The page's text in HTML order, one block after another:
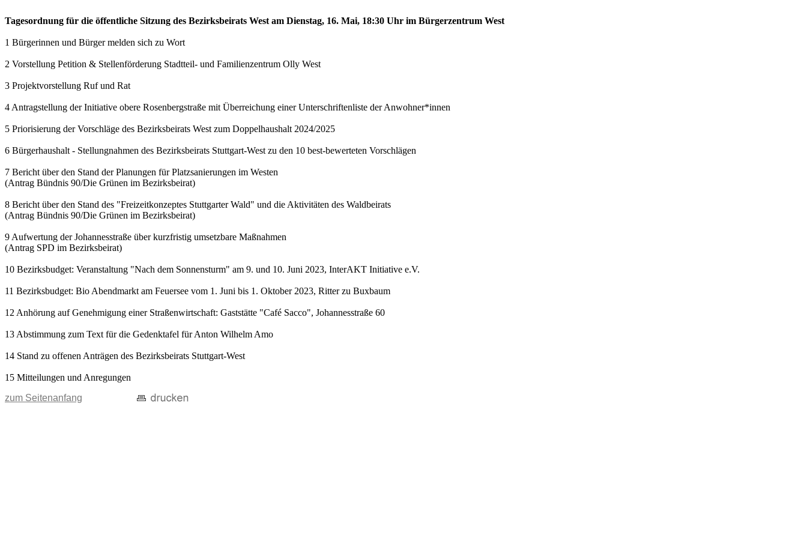
Tagesordnung für die öffentliche Sitzung des Bezirksbeirats West am Dienstag, 16. Mai, 18:30 Uhr im Bürgerzentrum West
1 Bürgerinnen und Bürger melden sich zu Wort
2 Vorstellung Petition & Stellenförderung Stadtteil- und Familienzentrum Olly West
3 Projektvorstellung Ruf und Rat
4 Antragstellung der Initiative obere Rosenbergstraße mit Überreichung einer Unterschriftenliste der Anwohner*innen
5 Priorisierung der Vorschläge des Bezirksbeirats West zum Doppelhaushalt 2024/2025
6 Bürgerhaushalt - Stellungnahmen des Bezirksbeirats Stuttgart-West zu den 10 best-bewerteten Vorschlägen
7 Bericht über den Stand der Planungen für Platzsanierungen im Westen
(Antrag Bündnis 90/Die Grünen im Bezirksbeirat)
8 Bericht über den Stand des "Freizeitkonzeptes Stuttgarter Wald" und die Aktivitäten des Waldbeirats
(Antrag Bündnis 90/Die Grünen im Bezirksbeirat)
9 Aufwertung der Johannesstraße über kurzfristig umsetzbare Maßnahmen
(Antrag SPD im Bezirksbeirat)
10 Bezirksbudget: Veranstaltung "Nach dem Sonnensturm" am 9. und 10. Juni 2023, InterAKT Initiative e.V.
11 Bezirksbudget: Bio Abendmarkt am Feuersee vom 1. Juni bis 1. Oktober 2023, Ritter zu Buxbaum
12 Anhörung auf Genehmigung einer Straßenwirtschaft: Gaststätte "Café Sacco", Johannesstraße 60
13 Abstimmung zum Text für die Gedenktafel für Anton Wilhelm Amo
14 Stand zu offenen Anträgen des Bezirksbeirats Stuttgart-West
15 Mitteilungen und Anregungen
zum Seitenanfang